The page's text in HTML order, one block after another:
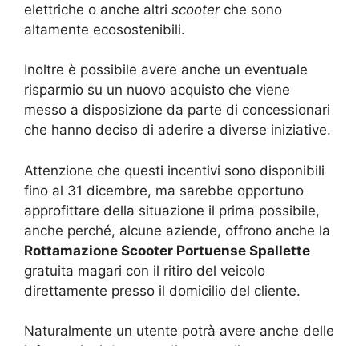
elettriche o anche altri scooterche sono
altamente ecosostenibili.
Inoltre è possibile avere anche un eventuale
risparmio su un nuovo acquisto che viene
messo a disposizione da parte di concessionari
che hanno deciso di aderire a diverse iniziative.
Attenzione che questi incentivi sono disponibili
fino al 31 dicembre, ma sarebbe opportuno
approfittare della situazione il prima possibile,
anche perché, alcune aziende, offrono anche la
Rottamazione Scooter Portuense Spallette
gratuita magari con il ritiro del veicolo
direttamente presso il domicilio del cliente.
Naturalmente un utente potrà avere anche delle